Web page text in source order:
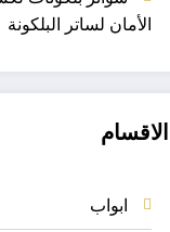
الأمان لساتر البلكونة
الاقسام
ابواب